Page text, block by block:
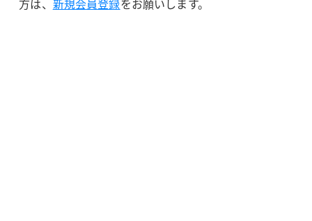
方は、 新規会員登録をお願いします。